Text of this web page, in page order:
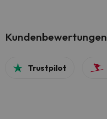
Kundenbewertungen
Trustpilot